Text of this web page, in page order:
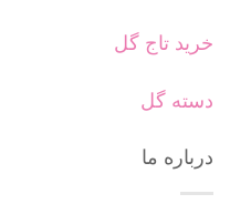
خرید تاج گل
دسته گل
درباره ما